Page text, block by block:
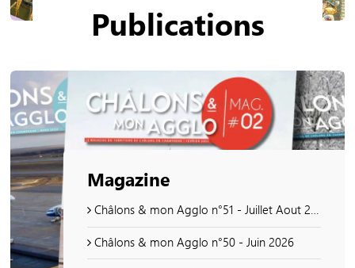
Publications
Magazine
Châlons & mon Agglo n°51 - Juillet Aout 2026
Châlons & mon Agglo n°50 - Juin 2026